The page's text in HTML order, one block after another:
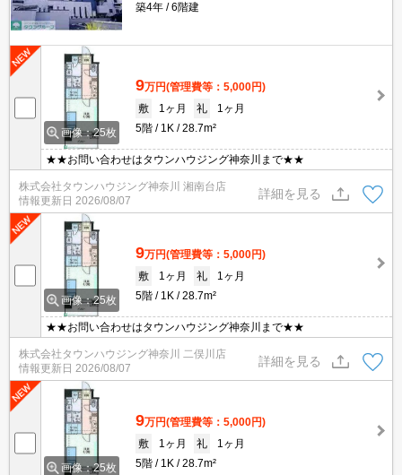
築4年
6階建
画像：25枚
9万円(管理費等：5,000円)
敷
1ヶ月 礼
1ヶ月
5階
1K 28.7m²
★★お問い合わせはタウンハウジング神奈川まで★★
株式会社タウンハウジング神奈川 湘南台店
情報更新日 2026/08/07
詳細を見る
画像：25枚
9万円(管理費等：5,000円)
敷
1ヶ月 礼
1ヶ月
5階
1K 28.7m²
★★お問い合わせはタウンハウジング神奈川まで★★
株式会社タウンハウジング神奈川 二俣川店
情報更新日 2026/08/07
詳細を見る
画像：25枚
9万円(管理費等：5,000円)
敷
1ヶ月 礼
1ヶ月
5階
1K 28.7m²